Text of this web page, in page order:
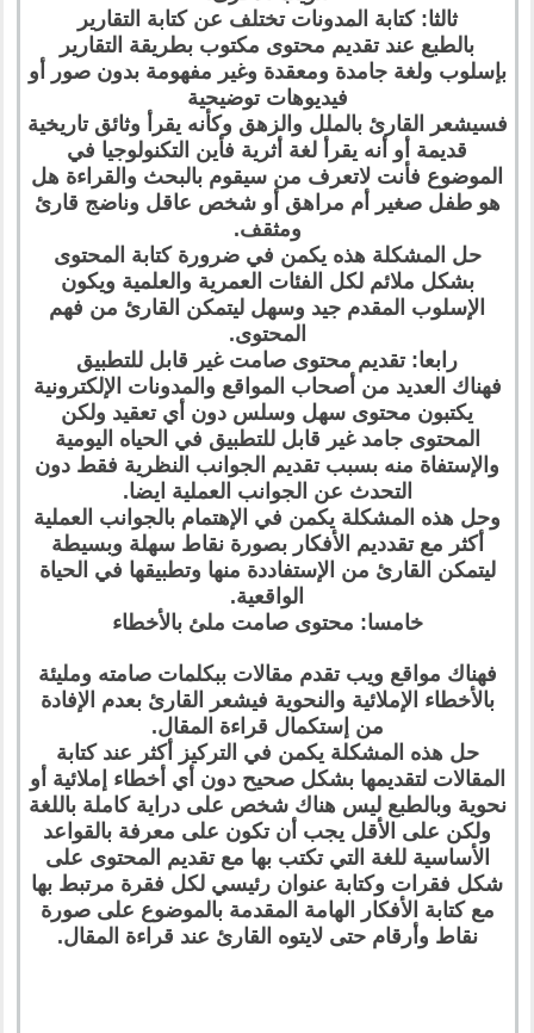
ثالثا: كتابة المدونات تختلف عن كتابة التقارير
بالطبع عند تقديم محتوى مكتوب بطريقة التقارير
بإسلوب ولغة جامدة ومعقدة وغير مفهومة بدون صور أو
فيديوهات توضيحية
فسيشعر القارئ بالملل والزهق وكأنه يقرأ وثائق تاريخية
قديمة أو أنه يقرأ لغة أثرية فأين التكنولوجيا في
الموضوع فأنت لاتعرف من سيقوم بالبحث والقراءة هل
هو طفل صغير أم مراهق أو شخص عاقل وناضج قارئ
ومثقف.
حل المشكلة هذه يكمن في ضرورة كتابة المحتوى
بشكل ملائم لكل الفئات العمرية والعلمية ويكون
الإسلوب المقدم جيد وسهل ليتمكن القارئ من فهم
المحتوى.
رابعا: تقديم محتوى صامت غير قابل للتطبيق
فهناك العديد من أصحاب المواقع والمدونات الإلكترونية
يكتبون محتوى سهل وسلس دون أي تعقيد ولكن
المحتوى جامد غير قابل للتطبيق في الحياه اليومية
والإستفاة منه بسبب تقديم الجوانب النظرية فقط دون
التحدث عن الجوانب العملية ايضا.
وحل هذه المشكلة يكمن في الإهتمام بالجوانب العملية
أكثر مع تقدديم الأفكار بصورة نقاط سهلة وبسيطة
ليتمكن القارئ من الإستفاددة منها وتطبيقها في الحياة
الواقعية.
خامسا: محتوى صامت ملئ بالأخطاء
فهناك مواقع ويب تقدم مقالات ببكلمات صامته ومليئة
بالأخطاء الإملائية والنحوية فيشعر القارئ بعدم الإفادة
من إستكمال قراءة المقال.
حل هذه المشكلة يكمن في التركيز أكثر عند كتابة
المقالات لتقديمها بشكل صحيح دون أي أخطاء إملائية أو
نحوية وبالطبع ليس هناك شخص على دراية كاملة باللغة
ولكن على الأقل يجب أن تكون على معرفة بالقواعد
الأساسية للغة التي تكتب بها مع تقديم المحتوى على
شكل فقرات وكتابة عنوان رئيسي لكل فقرة مرتبط بها
مع كتابة الأفكار الهامة المقدمة بالموضوع على صورة
نقاط وأرقام حتى لايتوه القارئ عند قراءة المقال.